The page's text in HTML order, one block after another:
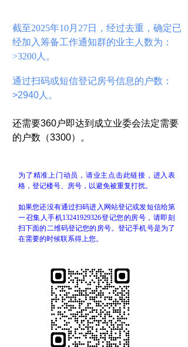
截至2025年10月27日，经过去重，确定已
经加入筹备工作通知群的业主人数为 ：
>3200人。
通过扫码或短信登记房号信息的户数：
>2940 人 。
还需要360户即达到成立业委会法定需要
的户数（3300）。
为了精准上门动员，请业主点击此链接，进入表
格，登记楼号、房号，以避免被重复打扰。
如果您还没有通过扫码进入网站登记或发短信给第
一召集人手机13241929326登记您的房号，请即刻
扫下面的二维码登记您的房号。登记手机号是为了
在需要的时候联系得上您。